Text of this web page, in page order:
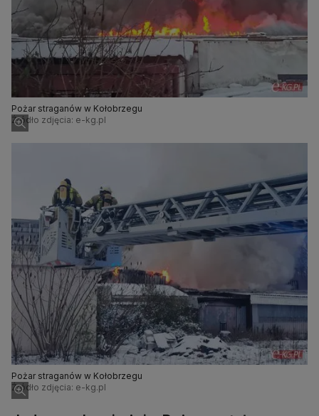
Pożar straganów w Kołobrzegu
Źródło zdjęcia: e-kg.pl
Pożar straganów w Kołobrzegu
Źródło zdjęcia: e-kg.pl